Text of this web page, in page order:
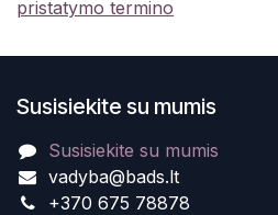
pristatymo termino
Susisiekite su mumis
Susisiekite su mumis
vadyba@bads.lt
+370 675 78878